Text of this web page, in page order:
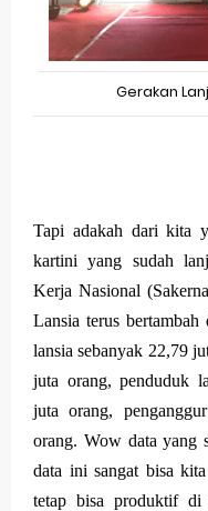
Merek
Merek
Merek
Global
Brand
Vivo v70 series:
kamera
Apple Watch
Gerakan
Tapi adakah dari kita
kartini yang sudah
Kerja Nasional
Lansia terus
lansia sebanyak 22,79
juta orang, penduduk
juta orang,
orang. Wow data yang
data ini sangat bisa
tetap bisa produktif di